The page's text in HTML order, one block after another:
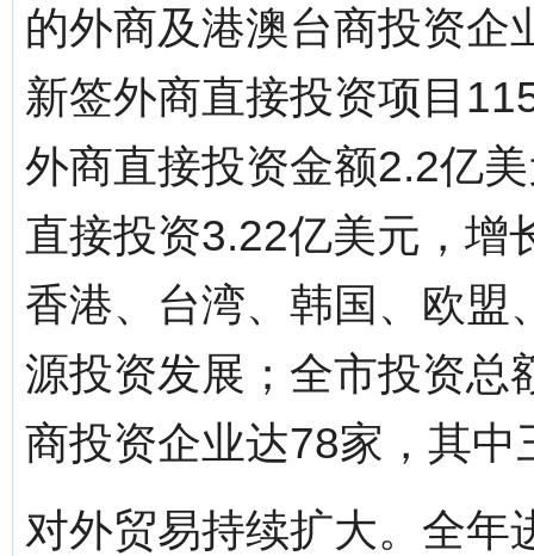
的外商及港澳台商投资企
新签外商直接投资项目
外商直接投资金额2.2亿
直接投资3.22亿美元，增
香港、台湾、韩国、欧盟
源投资发展；全市投资总
商投资企业达78家，其
对外贸易持续扩大。全年